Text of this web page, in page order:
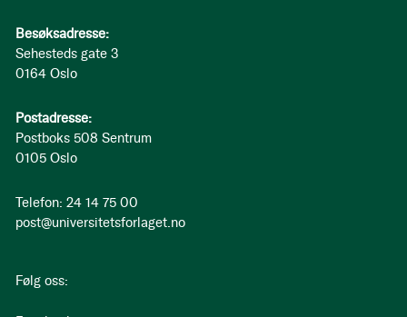
Besøksadresse:
Sehesteds gate 3
0164 Oslo
Postadresse:
Postboks 508 Sentrum
0105 Oslo
Telefon: 24 14 75 00
post@universitetsforlaget.no
Følg oss: